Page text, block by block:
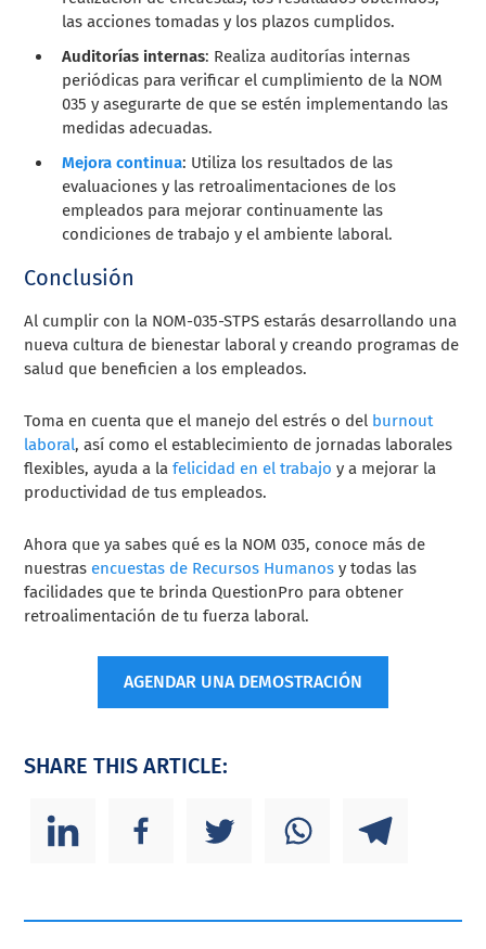
las acciones tomadas y los plazos cumplidos.
Auditorías internas: Realiza auditorías internas
periódicas para verificar el cumplimiento de la NOM
035 y asegurarte de que se estén implementando las
medidas adecuadas.
Mejora continua: Utiliza los resultados de las
evaluaciones y las retroalimentaciones de los
empleados para mejorar continuamente las
condiciones de trabajo y el ambiente laboral.
Conclusión
Al cumplir con la NOM-035-STPS estarás desarrollando una
nueva cultura de bienestar laboral y creando programas de
salud que beneficien a los empleados.
Toma en cuenta que el manejo del estrés o del burnout
laboral, así como el establecimiento de jornadas laborales
flexibles, ayuda a lafelicidad en el trabajo y a mejorar la
productividad de tus empleados.
Ahora que ya sabes qué es la NOM 035, conoce más de
nuestras encuestas de Recursos Humanos y todas las
facilidades que te brinda QuestionPro para obtener
retroalimentación de tu fuerza laboral.
AGENDAR UNA DEMOSTRACIÓN
SHARE THIS ARTICLE: